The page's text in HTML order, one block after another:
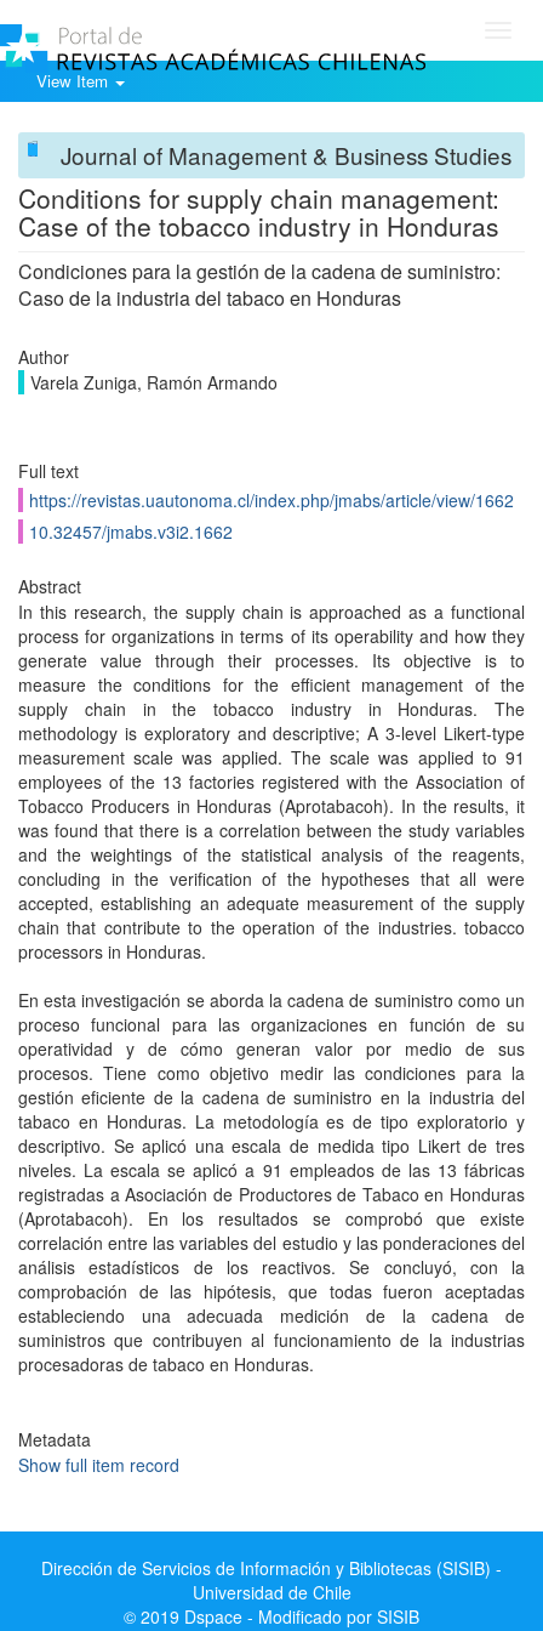
View Item
Journal of Management & Business Studies
Conditions for supply chain management:
Case of the tobacco industry in Honduras
Condiciones para la gestión de la cadena de suministro:
Caso de la industria del tabaco en Honduras
Author
Varela Zuniga, Ramón Armando
Full text
https://revistas.uautonoma.cl/index.php/jmabs/article/view/1662
10.32457/jmabs.v3i2.1662
Abstract
In this research, the supply chain is approached as a functional
process for organizations in terms of its operability and how they
generate value through their processes. Its objective is to
measure the conditions for the efficient management of the
supply chain in the tobacco industry in Honduras. The
methodology is exploratory and descriptive; A 3-level Likert-type
measurement scale was applied. The scale was applied to 91
employees of the 13 factories registered with the Association of
Tobacco Producers in Honduras (Aprotabacoh). In the results, it
was found that there is a correlation between the study variables
and the weightings of the statistical analysis of the reagents,
concluding in the verification of the hypotheses that all were
accepted, establishing an adequate measurement of the supply
chain that contribute to the operation of the industries. tobacco
processors in Honduras.
En esta investigación se aborda la cadena de suministro como un
proceso funcional para las organizaciones en función de su
operatividad y de cómo generan valor por medio de sus
procesos. Tiene como objetivo medir las condiciones para la
gestión eficiente de la cadena de suministro en la industria del
tabaco en Honduras. La metodología es de tipo exploratorio y
descriptivo. Se aplicó una escala de medida tipo Likert de tres
niveles. La escala se aplicó a 91 empleados de las 13 fábricas
registradas a Asociación de Productores de Tabaco en Honduras
(Aprotabacoh). En los resultados se comprobó que existe
correlación entre las variables del estudio y las ponderaciones del
análisis estadísticos de los reactivos. Se concluyó, con la
comprobación de las hipótesis, que todas fueron aceptadas
estableciendo una adecuada medición de la cadena de
suministros que contribuyen al funcionamiento de la industrias
procesadoras de tabaco en Honduras.
Metadata
Show full item record
Dirección de Servicios de Información y Bibliotecas (SISIB) -
Universidad de Chile
© 2019 Dspace - Modificado por SISIB